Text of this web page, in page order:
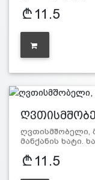
11.5
ღვთისმშობელი,
მანქანის ხატი.
11.5